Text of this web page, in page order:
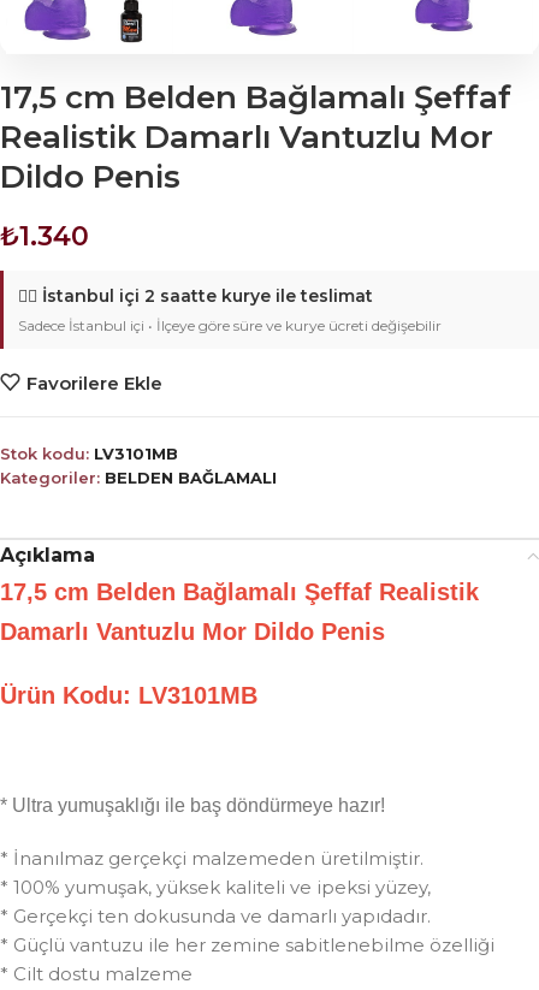
17,5 cm Belden Bağlamalı Şeffaf
Realistik Damarlı Vantuzlu Mor
Dildo Penis
₺1.340
🚴‍♂️ İstanbul içi 2 saatte kurye ile teslimat
Sadece İstanbul içi • İlçeye göre süre ve kurye ücreti değişebilir
Favorilere Ekle
Stok kodu: LV3101MB
Kategoriler: BELDEN BAĞLAMALI
Açıklama
17,5 cm Belden Bağlamalı Şeffaf Realistik
Damarlı Vantuzlu Mor Dildo Penis
Ürün Kodu: LV3101MB
* Ultra yumuşaklığı ile baş döndürmeye hazır!
* İnanılmaz gerçekçi malzemeden üretilmiştir.
* 100% yumuşak, yüksek kaliteli ve ipeksi yüzey,
* Gerçekçi ten dokusunda ve damarlı yapıdadır.
* Güçlü vantuzu ile her zemine sabitlenebilme özelliği
* Cilt dostu malzeme